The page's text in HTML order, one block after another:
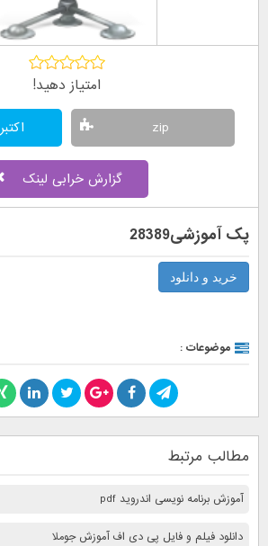
امتیاز دهید!
zip اکتبر 19, 2020
گزارش خرابی لینک
پک آموزشی28389
خرید و دانلود
موضوعات :
مطالب مرتبط
آموزش برنامه نویسی اندروید pdf
دانلود فیلم و فایل پی دی اف آموزش جوملا